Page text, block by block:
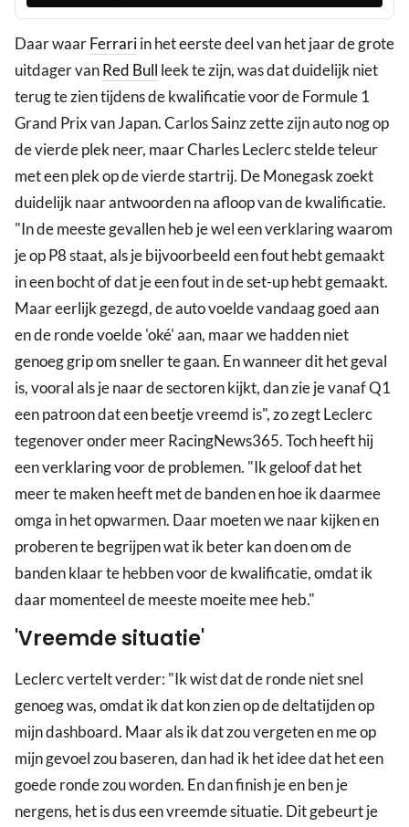
Daar waarFerrariin het eerste deel van het jaar de grote
uitdager vanRed Bull leek te zijn, was dat duidelijk niet
terug te zien tijdens de kwalificatie voor de Formule 1
Grand Prix van Japan. Carlos Sainz zette zijn auto nog op
de vierde plek neer, maar Charles Leclerc stelde teleur
met een plek op de vierde startrij. De Monegask zoekt
duidelijk naar antwoorden na afloop van de kwalificatie.
"In de meeste gevallen heb je wel een verklaring waarom
je op P8 staat, als je bijvoorbeeld een fout hebt gemaakt
in een bocht of dat je een fout in de set-up hebt gemaakt.
Maar eerlijk gezegd, de auto voelde vandaag goed aan
en de ronde voelde 'oké' aan, maar we hadden niet
genoeg grip om sneller te gaan. En wanneer dit het geval
is, vooral als je naar de sectoren kijkt, dan zie je vanaf Q1
een patroon dat een beetje vreemd is", zo zegt Leclerc
tegenover onder meer RacingNews365. Toch heeft hij
een verklaring voor de problemen. "Ik geloof dat het
meer te maken heeft met de banden en hoe ik daarmee
omga in het opwarmen. Daar moeten we naar kijken en
proberen te begrijpen wat ik beter kan doen om de
banden klaar te hebben voor de kwalificatie, omdat ik
daar momenteel de meeste moeite mee heb."
'Vreemde situatie'
Leclerc vertelt verder: "Ik wist dat de ronde niet snel
genoeg was, omdat ik dat kon zien op de deltatijden op
mijn dashboard. Maar als ik dat zou vergeten en me op
mijn gevoel zou baseren, dan had ik het idee dat het een
goede ronde zou worden. En dan finish je en ben je
nergens, het is dus een vreemde situatie. Dit gebeurt je